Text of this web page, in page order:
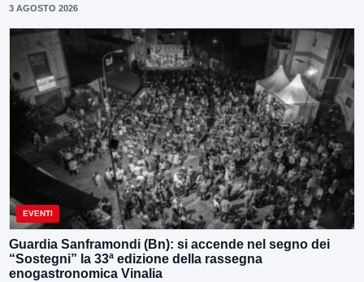
3 AGOSTO 2026
EVENTI
Guardia Sanframondi (Bn): si accende nel segno dei
“Sostegni” la 33ª edizione della rassegna
enogastronomica Vinalia